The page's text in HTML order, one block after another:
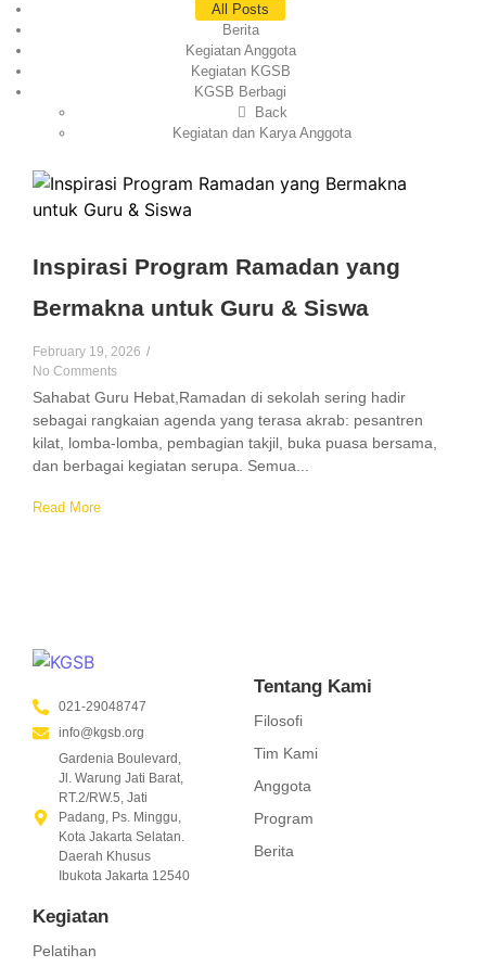
All Posts
Berita
Kegiatan Anggota
Kegiatan KGSB
KGSB Berbagi
Back
Kegiatan dan Karya Anggota
Inspirasi Program Ramadan yang
Bermakna untuk Guru & Siswa
February 19, 2026 /
No Comments
Sahabat Guru Hebat,Ramadan di sekolah sering hadir
sebagai rangkaian agenda yang terasa akrab: pesantren
kilat, lomba-lomba, pembagian takjil, buka puasa bersama,
dan berbagai kegiatan serupa. Semua...
Read More
021-29048747
info@kgsb.org
Gardenia Boulevard,
Jl. Warung Jati Barat,
RT.2/RW.5, Jati
Padang, Ps. Minggu,
Kota Jakarta Selatan.
Daerah Khusus
Ibukota Jakarta 12540
Tentang Kami
Filosofi
Tim Kami
Anggota
Program
Berita
Kegiatan
Pelatihan